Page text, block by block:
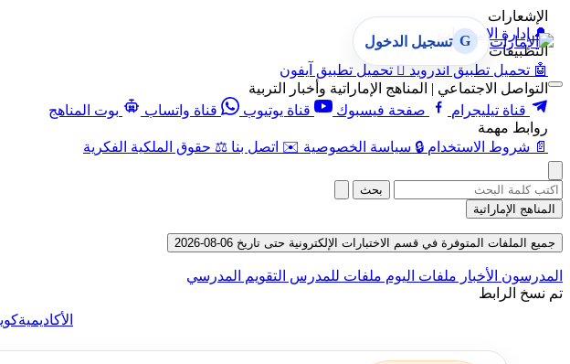
الإشعارات
🔔 إدارة الإشعارات
التطبيقات
🤖 تحميل تطبيق أندرويد  تحميل تطبيق آيفون
التواصل الاجتماعي | المناهج الإماراتية وأخبار التربية
قناة تيليجرام
صفحة فيسبوك قناة يوتيوب قناة واتساب
بوت المناهج
روابط مهمة
📄 شروط الاستخدام 🔒 سياسة الخصوصية ✉️ اتصل بنا ⚖️ حقوق الملكية الفكرية
G تسجيل الدخول
بحث
المناهج الإماراتية
جميع الملفات المتوفرة في قسم الاختبارات الإلكترونية حتى تاريخ 06-08-2026
المدرسون الأخبار ملفات اليوم ملفات للمدرس التقويم المدرسي
تم نسخ الرابط
الأكاديمية